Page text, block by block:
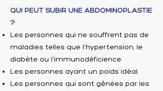
QUI PEUT SUBIR UNE ABDOMINOPLASTIE
?
Les personnes qui ne souffrent pas de
maladies telles que l'hypertension, le
diabète ou l'immunodéficience.
Les personnes ayant un poids idéal.
Les personnes qui sont gênées par les